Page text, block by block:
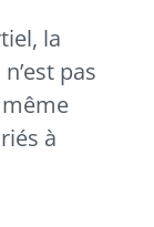
la
pas
à